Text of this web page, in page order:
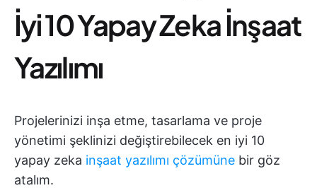
İyi 10 Yapay Zeka İnşaat
Yazılımı
Projelerinizi inşa etme, tasarlama ve proje
yönetimi şeklinizi değiştirebilecek en iyi 10
yapay zeka inşaat yazılımı çözümüne bir göz
atalım.